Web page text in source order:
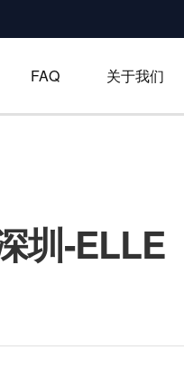
FAQ 关于我们
圳-ELLE